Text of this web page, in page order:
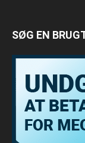
SØG EN